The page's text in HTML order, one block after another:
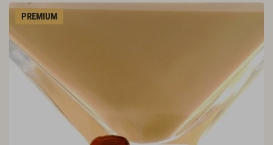
PREMIUM